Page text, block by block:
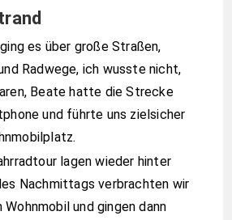
es über große Straßen,
Radwege, ich wusste nicht,
Beate hatte die Strecke
und führte uns zielsicher
lagen wieder hinter
Nachmittags verbrachten wir
und gingen dann